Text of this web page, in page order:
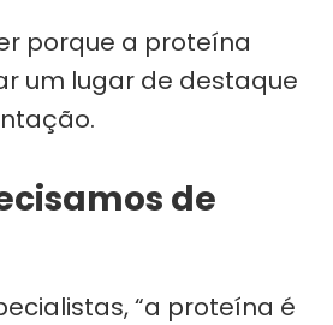
porque a proteína
um lugar de destaque
de
“a pro­te­ína é